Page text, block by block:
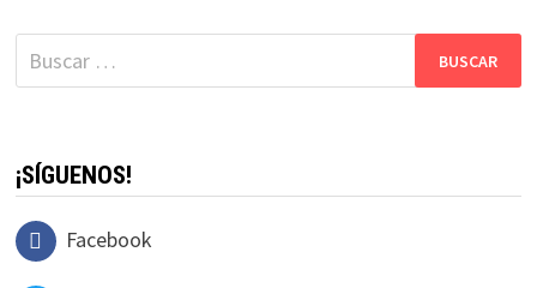
Buscar:
¡SÍGUENOS!
Facebook